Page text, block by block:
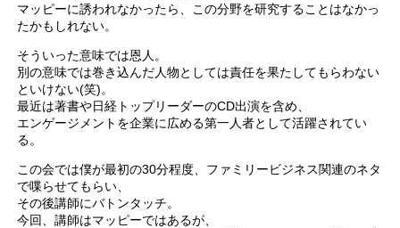
マッピーに誘われなかったら、この分野を研究することはなかっ
たかもしれない。
そういった意味では恩人。
別の意味では巻き込んだ人物としては責任を果たしてもらわない
といけない(笑)。
最近は著書や日経トップリーダーのCD出演を含め、
エンゲージメントを企業に広める第一人者として活躍されてい
る。
この会では僕が最初の30分程度、ファミリービジネス関連のネタ
で喋らせてもらい、
その後講師にバトンタッチ。
今回、講師はマッピーではあるが、